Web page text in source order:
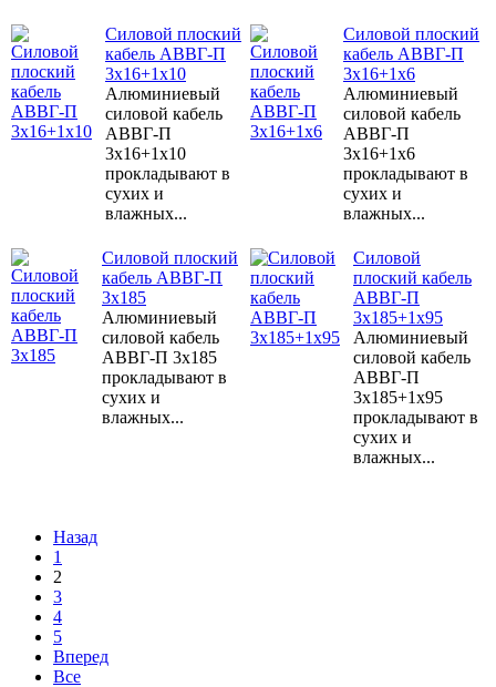
Силовой плоский
кабель АВВГ-П
3х16+1х10
Алюминиевый
силовой кабель
АВВГ-П
3х16+1х10
прокладывают в
сухих и
влажных...
Силовой плоский
кабель АВВГ-П
3х16+1х6
Алюминиевый
силовой кабель
АВВГ-П
3х16+1х6
прокладывают в
сухих и
влажных...
Силовой плоский
кабель АВВГ-П
3х185
Алюминиевый
силовой кабель
АВВГ-П 3х185
прокладывают в
сухих и
влажных...
Силовой
плоский кабель
АВВГ-П
3х185+1х95
Алюминиевый
силовой кабель
АВВГ-П
3х185+1х95
прокладывают в
сухих и
влажных...
Назад
1
2
3
4
5
Вперед
Все